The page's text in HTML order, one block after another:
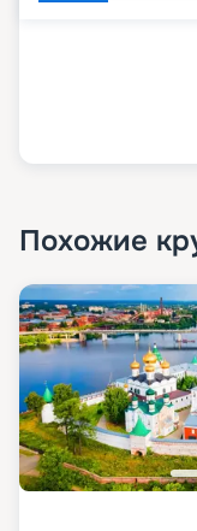
Похожие